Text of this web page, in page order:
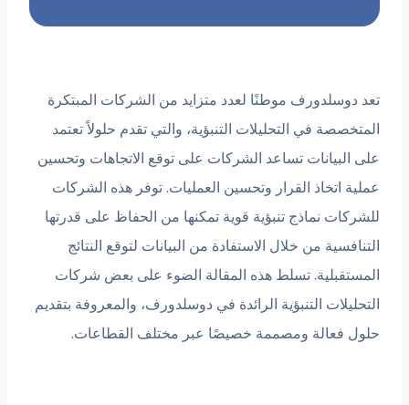
موطنًا لعدد متزايد من الشركات المبتكرة
في التحليلات التنبؤية، والتي تقدم حلولاً تعتمد
تساعد الشركات على توقع الاتجاهات وتحسين
القرار وتحسين العمليات. توفر هذه الشركات
نماذج تنبؤية قوية تمكنها من الحفاظ على قدرتها
من خلال الاستفادة من البيانات لتوقع النتائج
تسلط هذه المقالة الضوء على بعض شركات
التنبؤية الرائدة في دوسلدورف، والمعروفة بتقديم
ومصممة خصيصًا عبر مختلف القطاعات.